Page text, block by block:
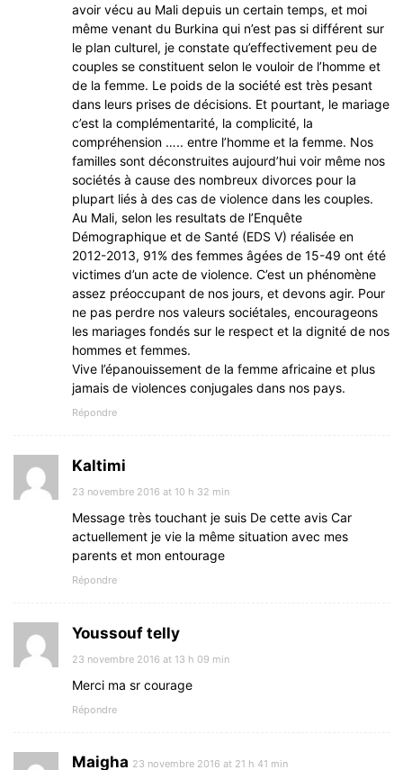
avoir vécu au Mali depuis un certain temps, et moi
même venant du Burkina qui n’est pas si différent sur
le plan culturel, je constate qu’effectivement peu de
couples se constituent selon le vouloir de l’homme et
de la femme. Le poids de la société est très pesant
dans leurs prises de décisions. Et pourtant, le mariage
c’est la complémentarité, la complicité, la
compréhension ….. entre l’homme et la femme. Nos
familles sont déconstruites aujourd’hui voir même nos
sociétés à cause des nombreux divorces pour la
plupart liés à des cas de violence dans les couples.
Au Mali, selon les resultats de l’Enquête
Démographique et de Santé (EDS V) réalisée en
2012-2013, 91% des femmes âgées de 15-49 ont été
victimes d’un acte de violence. C’est un phénomène
assez préoccupant de nos jours, et devons agir. Pour
ne pas perdre nos valeurs sociétales, encourageons
les mariages fondés sur le respect et la dignité de nos
hommes et femmes.
Vive l’épanouissement de la femme africaine et plus
jamais de violences conjugales dans nos pays.
Répondre
Kaltimi
23 novembre 2016 at 10 h 32 min
Message très touchant je suis De cette avis Car
actuellement je vie la même situation avec mes
parents et mon entourage
Répondre
Youssouf telly
23 novembre 2016 at 13 h 09 min
Merci ma sr courage
Répondre
Maigha 23 novembre 2016 at 21 h 41 min